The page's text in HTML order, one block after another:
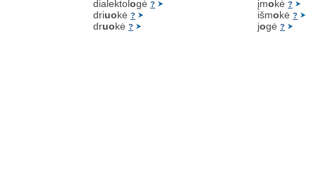
dialektologė ?
driuokė ?
druokė ?
įmokė ?
išmokė ?
jogė ?